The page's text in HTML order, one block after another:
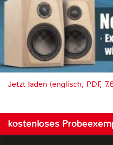
Jetzt laden (englisch, PDF,
kostenloses